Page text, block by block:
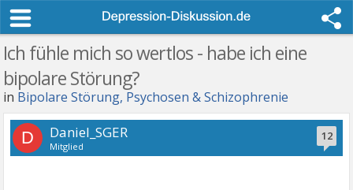
Ich fühle mich so wertlos - habe ich eine
bipolare Störung?
in Bipolare Störung, Psychosen & Schizophrenie
12
D Daniel_SGER
Mitglied